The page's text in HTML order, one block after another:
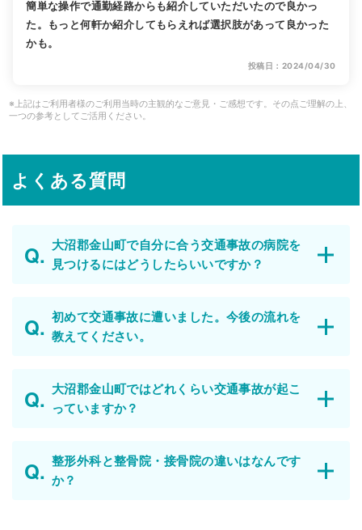
簡単な操作で通勤経路からも紹介していただいたので良かっ
た。もっと何軒か紹介してもらえれば選択肢があって良かった
かも。
投稿日：2024/04/30
※上記はご利用者様のご利用当時の主観的なご意見・ご感想です。その点ご理解の上、
一つの参考としてご活用ください。
よくある質問
大沼郡金山町で自分に合う交通事故の病院を
見つけるにはどうしたらいいですか？
初めて交通事故に遭いました。今後の流れを
教えてください。
大沼郡金山町ではどれくらい交通事故が起こ
っていますか？
整形外科と整骨院・接骨院の違いはなんです
か？